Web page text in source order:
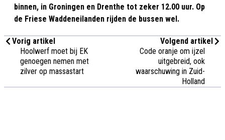
binnen, in Groningen en Drenthe tot zeker 12.00 uur. Op
de Friese Waddeneilanden rijden de bussen wel.
Vorig artikel
Hoolwerf moet bij EK
genoegen nemen met
zilver op massastart
Volgend artikel
Code oranje om ijzel
uitgebreid, ook
waarschuwing in Zuid-
Holland